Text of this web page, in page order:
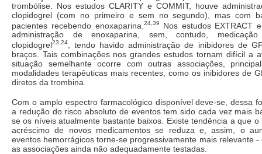
trombólise. Nos estudos CLARITY e COMMIT, houve
clopidogrel (com no primeiro e sem no segundo), mas com
pacientes recebendo enoxaparina. 24,39
Nos estudos EXTRACT
administração de enoxaparina, sem, contudo,
clopidogrel23,24
, tendo havido administração de inibidores de
braços. Tais combinações nos grandes estudos tornam difícil a
situação semelhante ocorre com outras associações,
modalidades terapêuticas mais recentes, como os inibidores de
diretos da trombina.
Com o amplo espectro farmacológico disponível deve-se, dessa
a redução do risco absoluto de eventos tem sido cada vez mais
se os níveis atualmente bastante baixos. Existe tendência a que
acréscimo de novos medicamentos se reduza e, assim, o
eventos hemorrágicos torne-se progressivamente mais relevante -
as associações ainda não adequadamente testadas.